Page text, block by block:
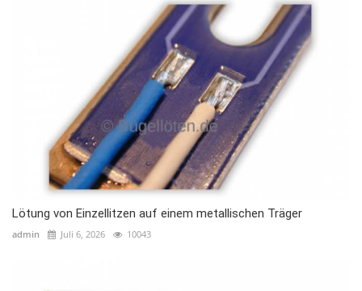
Lötung von Einzellitzen auf einem metallischen Träger
admin Juli 6, 2026 10043